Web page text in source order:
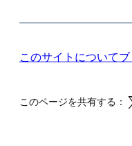
このサイトについて
このページを共有する：